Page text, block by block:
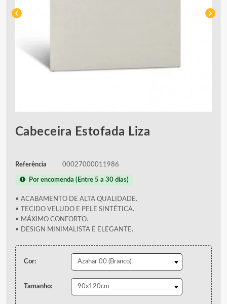
chevron_left chevron_right
Cabeceira Estofada Liza
Referência 00027000011986
new_releases Por encomenda (Entre 5 a 30 días)
• ACABAMENTO DE ALTA QUALIDADE.
• TECIDO VELUDO E PELE SINTÉTICA.
• MÁXIMO CONFORTO.
• DESIGN MINIMALISTA E ELEGANTE.
Cor:
Tamanho: